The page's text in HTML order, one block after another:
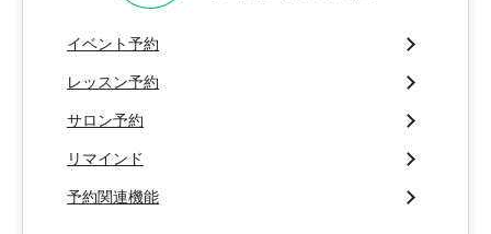
イベント予約
レッスン予約
サロン予約
リマインド
予約関連機能